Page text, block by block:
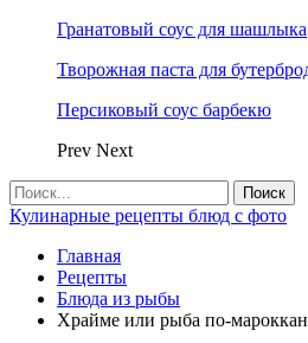
Гранатовый соус для шашлыка
Творожная паста для
Персиковый соус барбекю
Prev Next
Кулинарные рецепты блюд с фото
Главная
Рецепты
Блюда из рыбы
Храйме или рыба по-